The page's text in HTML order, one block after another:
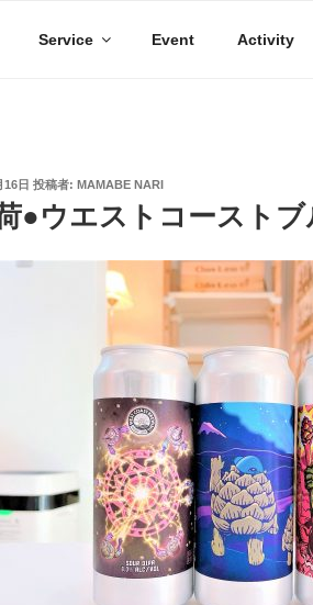
Service Event Activity
16日 投稿者: MAMABE NARI
●ウエストコースト